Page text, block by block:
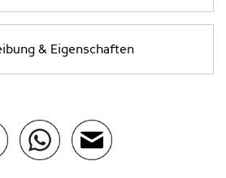
& Eigenschaften